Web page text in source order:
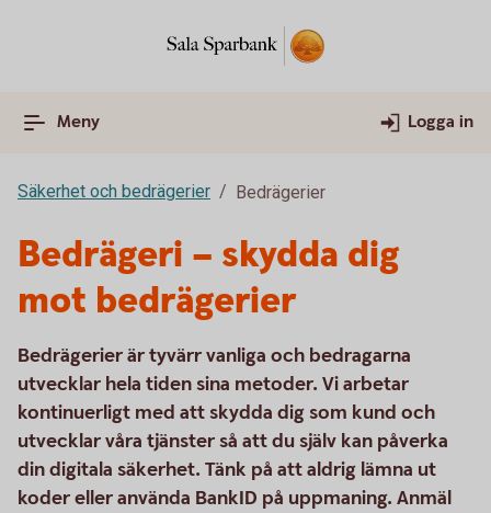
Meny Logga in
Säkerhet och bedrägerier Bedrägerier
Bedrägeri – skydda dig
mot bedrägerier
Bedrägerier är tyvärr vanliga och bedragarna
utvecklar hela tiden sina metoder. Vi arbetar
kontinuerligt med att skydda dig som kund och
utvecklar våra tjänster så att du själv kan påverka
din digitala säkerhet. Tänk på att aldrig lämna ut
koder eller använda BankID på uppmaning. Anmäl